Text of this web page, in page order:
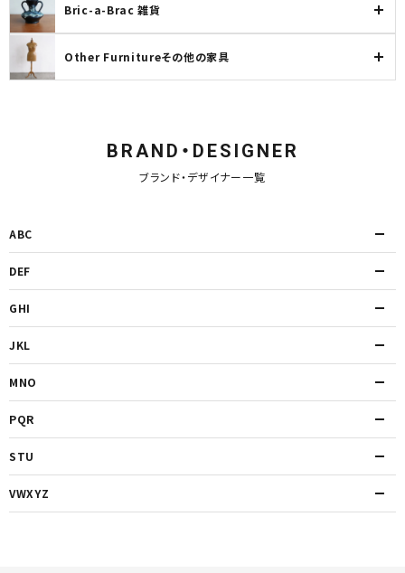
Bric-a-Brac 雑貨
Other Furnitureその他の家具
BRAND・DESIGNER
ブランド・デザイナー一覧
ABC
DEF
GHI
JKL
MNO
PQR
STU
VWXYZ